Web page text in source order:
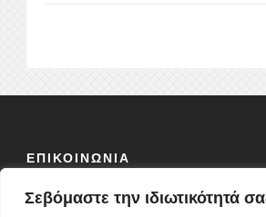
Σεβόμαστε την ιδιωτικότητά
ΕΠΙΚΟΙΝΩΝΙΑ
ΟΔΟΣ:ΦΕΙΔΙΟΥ 10 Τ.Κ 10678